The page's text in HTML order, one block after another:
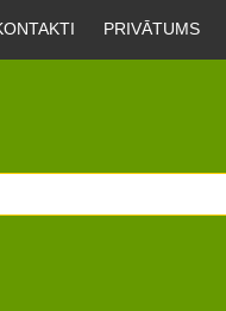
PRIVĀTUMS